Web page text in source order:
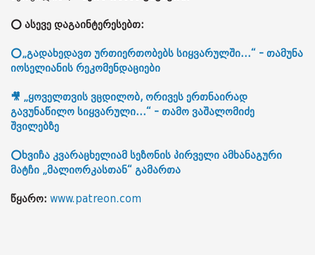
⭕ ასევე დაგაინტერესებთ:
⭕„გადახედავთ ურთიერთობებს სიყვარულში...“ - თამუნა
იოსელიანის რეკომენდაციები
🎥 „ყოველთვის ვცდილობ, ორივეს ერთნაირად
გავუნაწილო სიყვარული...“ - თამო ვაშალომიძე
შვილებზე
⭕ხვიჩა კვარაცხელიამ სეზონის პირველი ამხანაგური
მატჩი „მალიორკასთან“ გამართა
წყარო: www.patreon.com